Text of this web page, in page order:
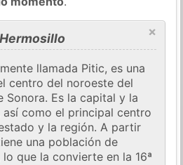
×
llamada Pitic, es una
centro del noroeste del
Sonora. Es la capital y la
así como el principal centro
y la región. A partir
una población de
que la convierte en la 16ª